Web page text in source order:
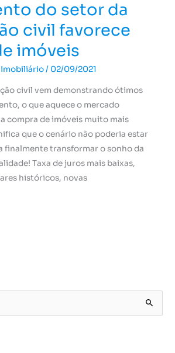
do setor da
civil favorece
imóveis
/ 02/09/2021
civil vem demonstrando ótimos
o que aquece o mercado
compra de imóveis muito mais
que o cenário não poderia estar
finalmente transformar o sonho da
Taxa de juros mais baixas,
históricos, novas